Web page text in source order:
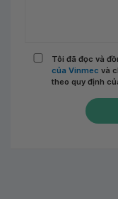
Tôi đã đọc và
của Vinmec và
theo quy định